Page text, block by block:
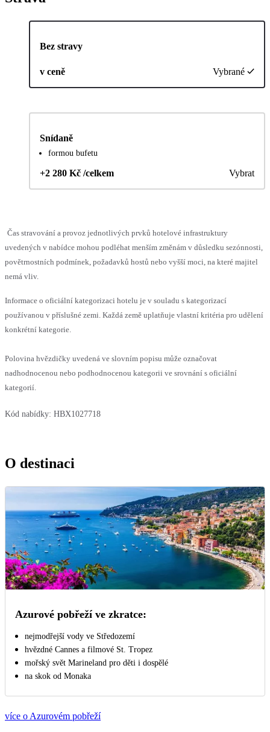
Bez stravy
v ceně Vybrané
Snídaně
formou bufetu
+2 280 Kč /celkem Vybrat
Čas stravování a provoz jednotlivých prvků hotelové infrastruktury
uvedených v nabídce mohou podléhat menším změnám v důsledku sezónnosti,
povětrnostních podmínek, požadavků hostů nebo vyšší moci, na které majitel
nemá vliv.
Informace o oficiální kategorizaci hotelu je v souladu s kategorizací
používanou v příslušné zemi. Každá země uplatňuje vlastní kritéria pro udělení
konkrétní kategorie.
Polovina hvězdičky uvedená ve slovním popisu může označovat
nadhodnocenou nebo podhodnocenou kategorii ve srovnání s oficiální
kategorií.
Kód nabídky: HBX1027718
O destinaci
Azurové pobřeží ve zkratce:
nejmodřejší vody ve Středozemí
hvězdné Cannes a filmové St. Tropez
mořský svět Marineland pro děti i dospělé
na skok od Monaka
více o Azurovém pobřeží